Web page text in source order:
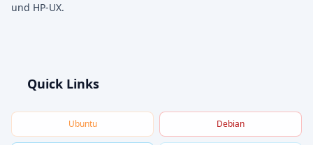
und HP-UX.
Quick Links
Ubuntu Debian